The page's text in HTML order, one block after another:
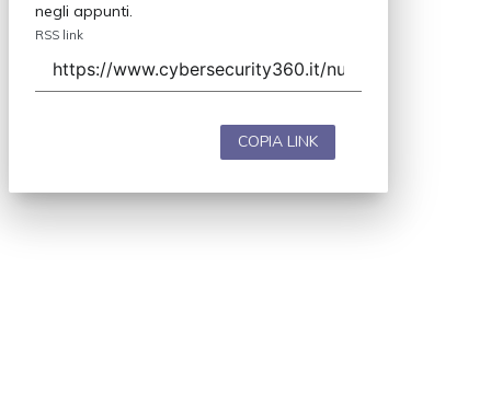
negli appunti.
RSS link
COPIA LINK